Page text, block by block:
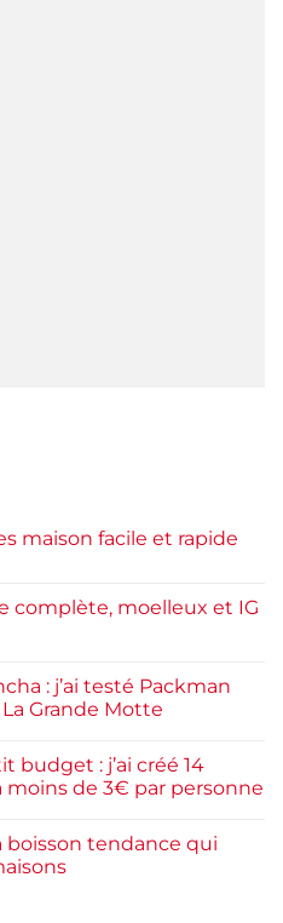
maison facile et rapide
complète, moelleux et IG
: j’ai testé Packman
Grande Motte
budget : j’ai créé 14
de 3€ par personne
boisson tendance qui